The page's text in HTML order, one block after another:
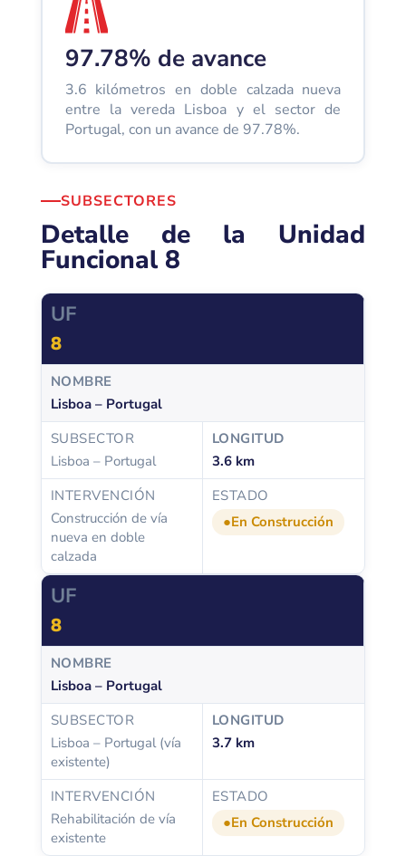
97.78% de avance
3.6 kilómetros en doble calzada nueva
entre la vereda Lisboa y el sector de
Portugal, con un avance de 97.78%.
SUBSECTORES
Detalle de la Unidad
Funcional 8
8
Lisboa – Portugal
Lisboa – Portugal 3.6 km
Construcción de vía
nueva en doble
calzada
En Construcción
8
Lisboa – Portugal
Lisboa – Portugal (vía
existente)
3.7 km
Rehabilitación de vía
existente
En Construcción